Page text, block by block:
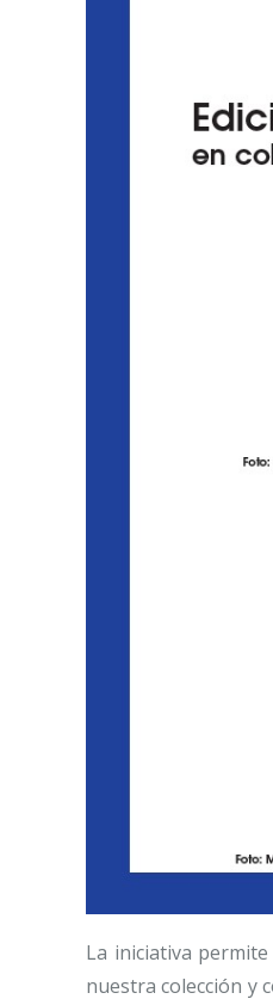
La iniciativa permite
nuestra colección y